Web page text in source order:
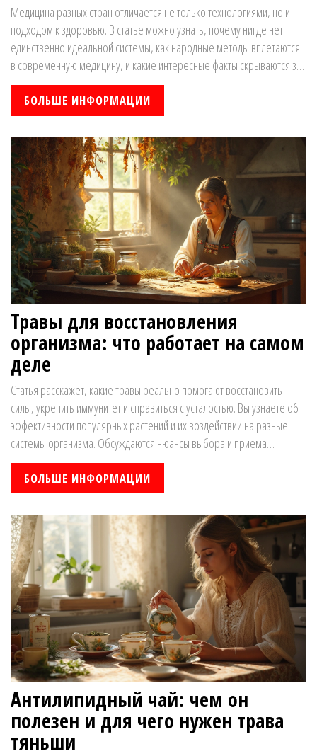
Медицина разных стран отличается не только технологиями, но и
подходом к здоровью. В статье можно узнать, почему нигде нет
единственно идеальной системы, как народные методы вплетаются
в современную медицину, и какие интересные факты скрываются за
привычными таблетками и травами. Практичные советы помогут
найти баланс между традиционным и научным лечением. Будет
интересно тем, кто ищет свой путь к здоровью без крайностей.
БОЛЬШЕ ИНФОРМАЦИИ
Травы для восстановления
организма: что работает на самом
деле
Статья расскажет, какие травы реально помогают восстановить
силы, укрепить иммунитет и справиться с усталостью. Вы узнаете об
эффективности популярных растений и их воздействии на разные
системы организма. Обсуждаются нюансы выбора и приема
биодобавок. Поделимся советами, как подобрать травы под
конкретные задачи. Эта информация поможет разобраться, что
действительно стоит использовать для поддержки здоровья.
БОЛЬШЕ ИНФОРМАЦИИ
Антилипидный чай: чем он
полезен и для чего нужен трава
тяньши